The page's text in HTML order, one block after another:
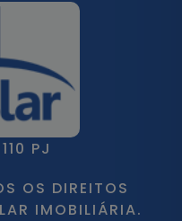
PJ
OS DIREITOS
IMOBILIÁRIA.